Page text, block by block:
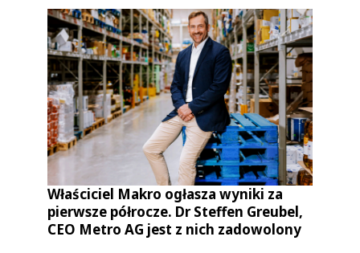
Właściciel Makro ogłasza wyniki za
pierwsze półrocze. Dr Steffen Greubel,
CEO Metro AG jest z nich zadowolony